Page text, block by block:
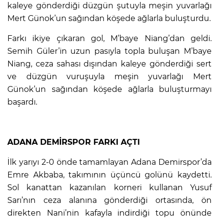
kaleye gönderdiği düzgün şutuyla meşin yuvarlağı
Mert Günok’un sağından köşede ağlarla buluşturdu.
Farkı ikiye çıkaran gol, M’baye Niang’dan geldi.
Semih Güler’in uzun pasıyla topla buluşan M’baye
Niang, ceza sahası dışından kaleye gönderdiği sert
ve düzgün vuruşuyla meşin yuvarlağı Mert
Günok’un sağından köşede ağlarla buluşturmayı
başardı.
ADANA DEMİRSPOR FARKI AÇTI
İlk yarıyı 2-0 önde tamamlayan Adana Demirspor’da
Emre Akbaba, takımının üçüncü golünü kaydetti.
Sol kanattan kazanılan korneri kullanan Yusuf
Sarı’nın ceza alanına gönderdiği ortasında, ön
direkten Nani’nin kafayla indirdiği topu önünde